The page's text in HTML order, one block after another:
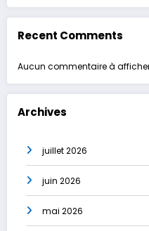
Recent Comments
Aucun commentaire à
Archives
juillet 2026
juin 2026
mai 2026